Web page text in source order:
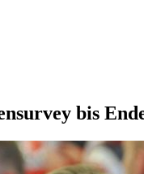
bis